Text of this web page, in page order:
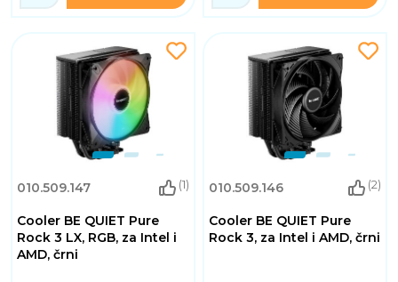
010.509.147 (1)
Cooler BE QUIET Pure
Rock 3 LX, RGB, za Intel i
AMD, črni
010.509.146 (2)
Cooler BE QUIET Pure
Rock 3, za Intel i AMD, črni